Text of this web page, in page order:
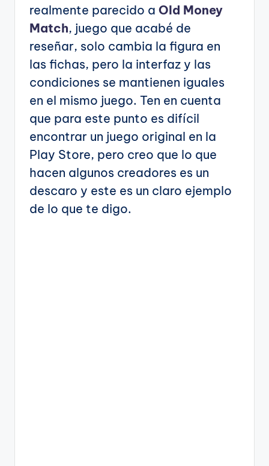
realmente parecido a Old Money
Match, juego que acabé de
reseñar, solo cambia la figura en
las fichas, pero la interfaz y las
condiciones se mantienen iguales
en el mismo juego. Ten en cuenta
que para este punto es difícil
encontrar un juego original en la
Play Store, pero creo que lo que
hacen algunos creadores es un
descaro y este es un claro ejemplo
de lo que te digo.